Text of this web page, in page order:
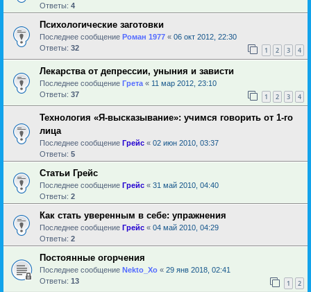
Ответы: 4
Психологические заготовки
Последнее сообщение Роман 1977 « 06 окт 2012, 22:30
Ответы: 32 1 2 3 4
Лекарства от депрессии, уныния и зависти
Последнее сообщение Грета « 11 мар 2012, 23:10
Ответы: 37 1 2 3 4
Технология «Я-высказывание»: учимся говорить от 1-го
лица
Последнее сообщение Грейс « 02 июн 2010, 03:37
Ответы: 5
Статьи Грейс
Последнее сообщение Грейс « 31 май 2010, 04:40
Ответы: 2
Как стать уверенным в себе: упражнения
Последнее сообщение Грейс « 04 май 2010, 04:29
Ответы: 2
Постоянные огорчения
Последнее сообщение Nekto_Xo « 29 янв 2018, 02:41
Ответы: 13 1 2